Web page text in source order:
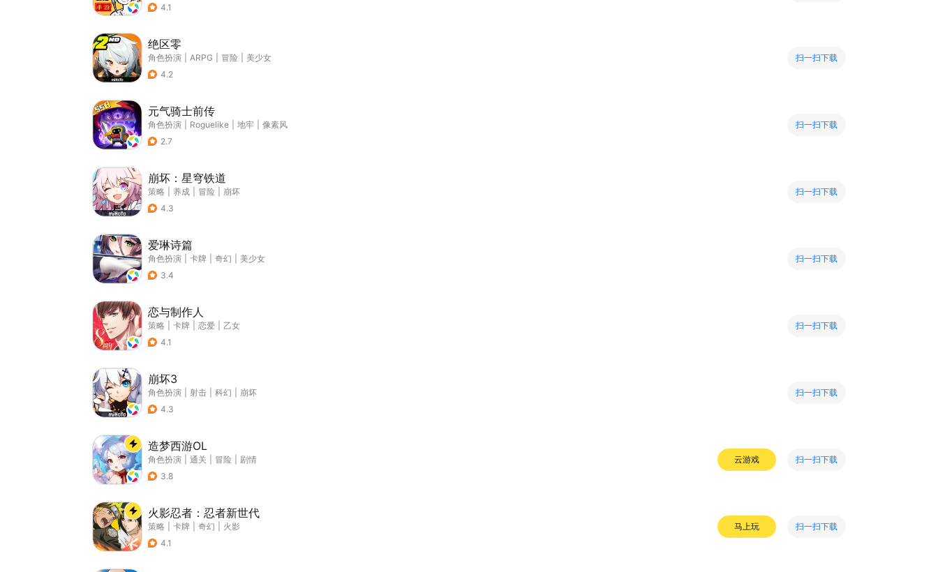
4.1
绝区零
角色扮演 ARPG 冒险
美少女
4.2
扫一扫下载
元气骑士前传
角色扮演 Roguelike 地牢
像素风
2.7
扫一扫下载
崩坏：星穹铁道
策略 养成 冒险
崩坏
4.3
扫一扫下载
爱琳诗篇
角色扮演 卡牌 奇幻
美少女
3.4
扫一扫下载
恋与制作人
策略 卡牌 恋爱
乙女
4.1
扫一扫下载
崩坏3
角色扮演 射击 科幻
崩坏
4.3
扫一扫下载
造梦西游OL
角色扮演 通关 冒险
剧情
3.8
云游戏 扫一扫下载
火影忍者：忍者新世代
策略 卡牌 奇幻
火影
4.1
马上玩 扫一扫下载